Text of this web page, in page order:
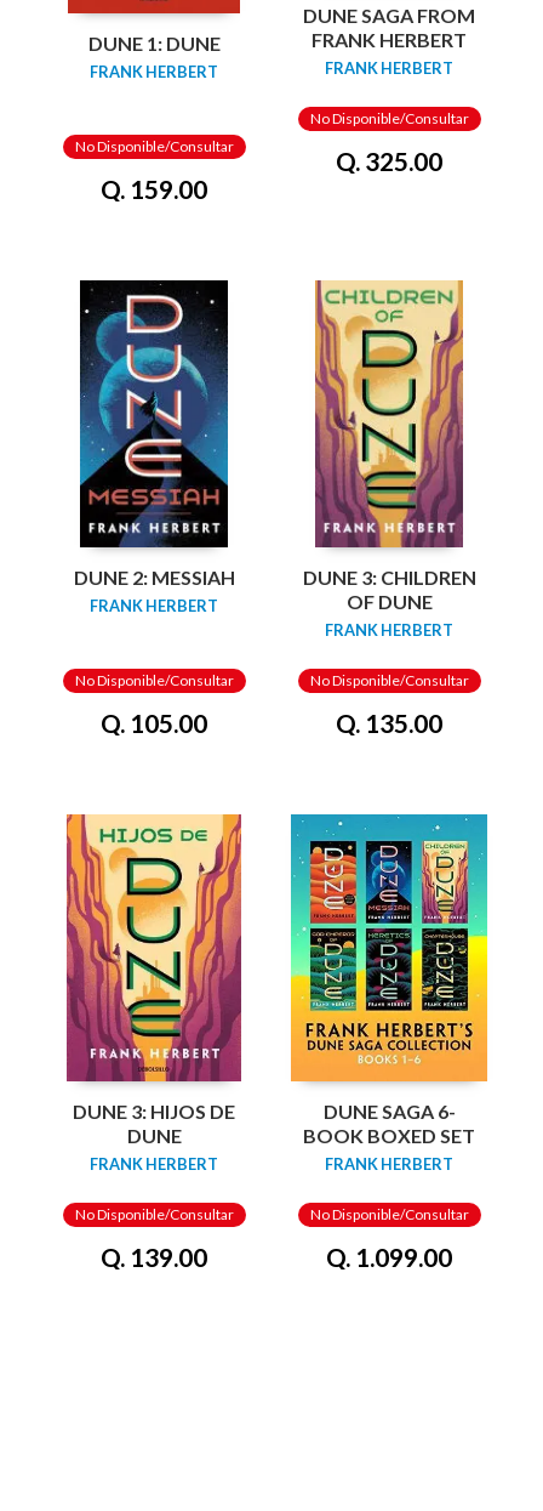
DUNE 1: DUNE
FRANK HERBERT
No Disponible/Consultar
Q. 159.00
DUNE SAGA FROM
FRANK HERBERT
FRANK HERBERT
No Disponible/Consultar
Q. 325.00
DUNE 2: MESSIAH
FRANK HERBERT
No Disponible/Consultar
Q. 105.00
DUNE 3: CHILDREN
OF DUNE
FRANK HERBERT
No Disponible/Consultar
Q. 135.00
DUNE 3: HIJOS DE
DUNE
FRANK HERBERT
No Disponible/Consultar
Q. 139.00
DUNE SAGA 6-
BOOK BOXED SET
FRANK HERBERT
No Disponible/Consultar
Q. 1.099.00